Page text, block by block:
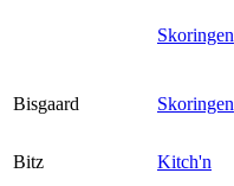
Skoringen
Bisgaard Skoringen
Bitz
Kitch'n